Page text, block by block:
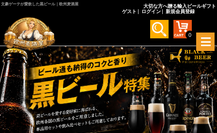
文豪ゲーテが愛飲した黒ビール｜欧州麦酒屋
大切な方へ贈る輸入ビールギフト
ゲスト
ログイン 新規会員登録
0
メ
ニ
ュ
ー
を
開
く